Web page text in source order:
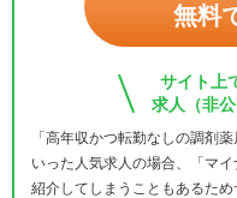
無料
サイト上
求人（非
「高年収かつ転勤なしの調剤
いった人気求人の場合、「マ
紹介してしまうこともあるた